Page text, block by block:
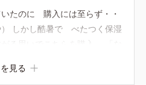
たのに 購入には至らず・・
） しかし酷暑で べたつく保湿
りジェルなのに 潤いはしっか
見る